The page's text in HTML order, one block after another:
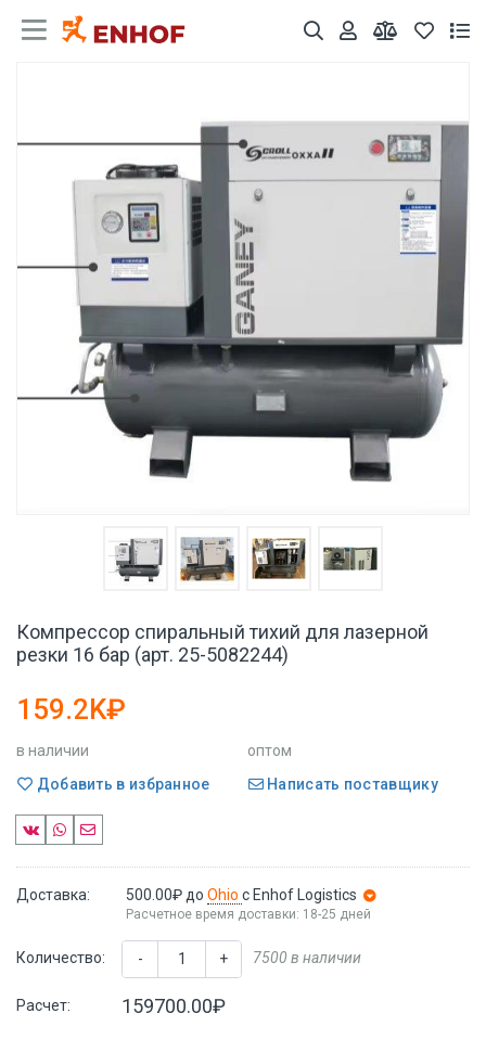
Компрессор спиральный тихий для лазерной
резки 16 бар (арт. 25-5082244)
159.2K₽
в наличии
оптом
Добавить в избранное
Написать поставщику
Доставка: 500.00₽ до Ohio с Enhof Logistics
Расчетное время доставки: 18-25 дней
Количество: - + 7500 в наличии
Расчет: 159700.00₽